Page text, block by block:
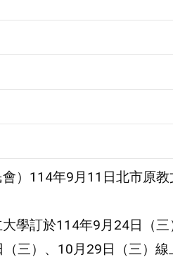
）114年9月11日北市原
學訂於114年9月24日（三
三）、10月29日（三）線